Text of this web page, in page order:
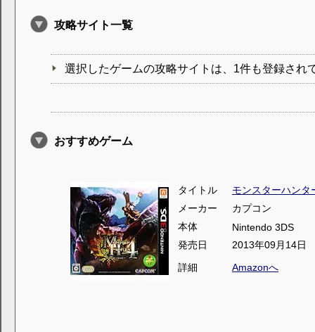
攻略サイト一覧
選択したゲームの攻略サイトは、1件も登録され
おすすめゲーム
タイトル
モンスターハンタ
メーカー
カプコン
本体
Nintendo 3DS
発売日
2013年09月14日
詳細
Amazonへ